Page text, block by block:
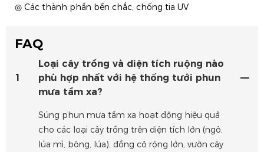
◎ Các thành phần bền chắc, chống tia UV
FAQ
1
Loại cây trồng và diện tích ruộng nào
phù hợp nhất với hệ thống tưới phun
mưa tầm xa?
Súng phun mưa tầm xa hoạt động hiệu quả
cho các loại cây trồng trên diện tích lớn (ngô,
lúa mì, bông, lúa), đồng cỏ rộng lớn, vườn cây